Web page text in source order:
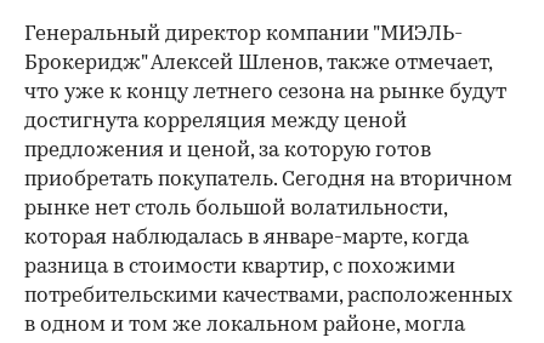
Генеральный директор компании "МИЭЛЬ-
Брокеридж" Алексей Шленов, также отмечает,
что уже к концу летнего сезона на рынке будут
достигнута корреляция между ценой
предложения и ценой, за которую готов
приобретать покупатель. Сегодня на вторичном
рынке нет столь большой волатильности,
которая наблюдалась в январе-марте, когда
разница в стоимости квартир, с похожими
потребительскими качествами, расположенных
в одном и том же локальном районе, могла